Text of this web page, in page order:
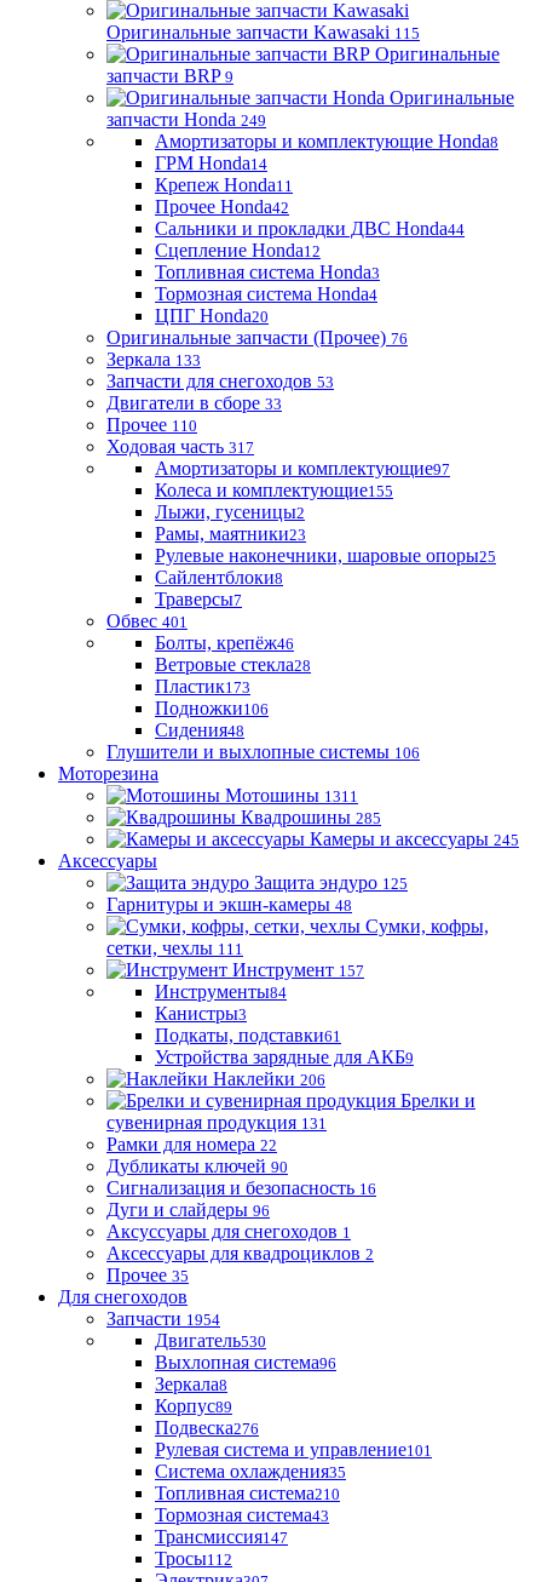
Оригинальные запчасти Kawasaki 115
Оригинальные
запчасти BRP 9
Оригинальные
запчасти Honda 249
Амортизаторы и комплектующие Honda8
ГРМ Honda14
Крепеж Honda11
Прочее Honda42
Сальники и прокладки ДВС Honda44
Сцепление Honda12
Топливная система Honda3
Тормозная система Honda4
ЦПГ Honda20
Оригинальные запчасти (Прочее) 76
Зеркала 133
Запчасти для снегоходов 53
Двигатели в сборе 33
Прочее 110
Ходовая часть 317
Амортизаторы и комплектующие97
Колеса и комплектующие155
Лыжи, гусеницы2
Рамы, маятники23
Рулевые наконечники, шаровые опоры25
Сайлентблоки8
Траверсы7
Обвес 401
Болты, крепёж46
Ветровые стекла28
Пластик173
Подножки106
Сидения48
Глушители и выхлопные системы 106
Моторезина
Мотошины 1311
Квадрошины 285
Камеры и аксессуары 245
Аксессуары
Защита эндуро 125
Гарнитуры и экшн-камеры 48
Сумки, кофры,
сетки, чехлы 111
Инструмент 157
Инструменты84
Канистры3
Подкаты, подставки61
Устройства зарядные для АКБ9
Наклейки 206
Брелки и
сувенирная продукция 131
Рамки для номера 22
Дубликаты ключей 90
Сигнализация и безопасность 16
Дуги и слайдеры 96
Аксуссуары для снегоходов 1
Аксессуары для квадроциклов 2
Прочее 35
Для снегоходов
Запчасти 1954
Двигатель530
Выхлопная система96
Зеркала8
Корпус89
Подвеска276
Рулевая система и управление101
Система охлаждения35
Топливная система210
Тормозная система43
Трансмиссия147
Тросы112